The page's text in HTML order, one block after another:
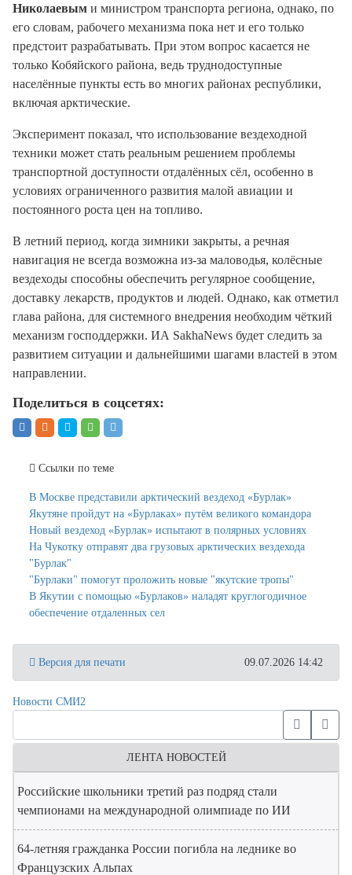
Николаевым и министром транспорта региона, однако, по
его словам, рабочего механизма пока нет и его только
предстоит разрабатывать. При этом вопрос касается не
только Кобяйского района, ведь труднодоступные
населённые пункты есть во многих районах республики,
включая арктические.
Эксперимент показал, что использование вездеходной
техники может стать реальным решением проблемы
транспортной доступности отдалённых сёл, особенно в
условиях ограниченного развития малой авиации и
постоянного роста цен на топливо.
В летний период, когда зимники закрыты, а речная
навигация не всегда возможна из-за маловодья, колёсные
вездеходы способны обеспечить регулярное сообщение,
доставку лекарств, продуктов и людей. Однако, как отметил
глава района, для системного внедрения необходим чёткий
механизм господдержки. ИА SakhaNews будет следить за
развитием ситуации и дальнейшими шагами властей в этом
направлении.
Поделиться в соцсетях:
Ссылки по теме
В Москве представили арктический вездеход «Бурлак»
Якутяне пройдут на «Бурлаках» путём великого командора
Новый вездеход «Бурлак» испытают в полярных условиях
На Чукотку отправят два грузовых арктических вездехода
"Бурлак"
"Бурлаки" помогут проложить новые "якутские тропы"
В Якутии с помощью «Бурлаков» наладят круглогодичное
обеспечение отдаленных сел
Версия для печати 09.07.2026 14:42
Новости СМИ2
ЛЕНТА НОВОСТЕЙ
Российские школьники третий раз подряд стали
чемпионами на международной олимпиаде по ИИ
64-летняя гражданка России погибла на леднике во
Французских Альпах